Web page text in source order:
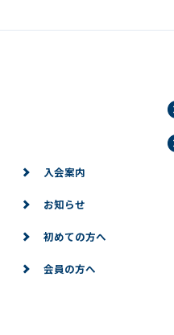
入会案内
お知らせ
初めての方へ
会員の方へ